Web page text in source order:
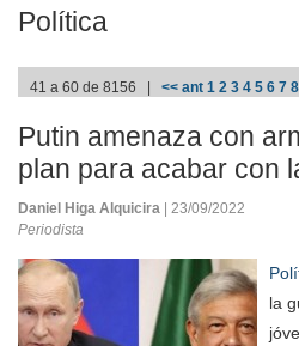
Política
41 a 60 de 8156 | << ant 1 2 3 4 5 6 7 8
Putin amenaza con
plan para acabar con
Daniel Higa Alquicira
| 23/09/2022
Periodista
la